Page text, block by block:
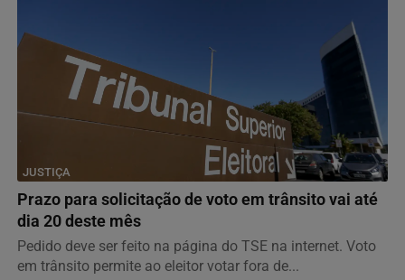
JUSTIÇA
Prazo para solicitação de voto em trânsito vai até
dia 20 deste mês
Pedido deve ser feito na página do TSE na internet. Voto
em trânsito permite ao eleitor votar fora de...